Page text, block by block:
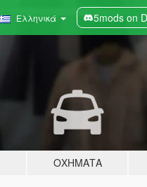
Ελληνικά 5mods on
ΟΧΉΜΑΤΑ